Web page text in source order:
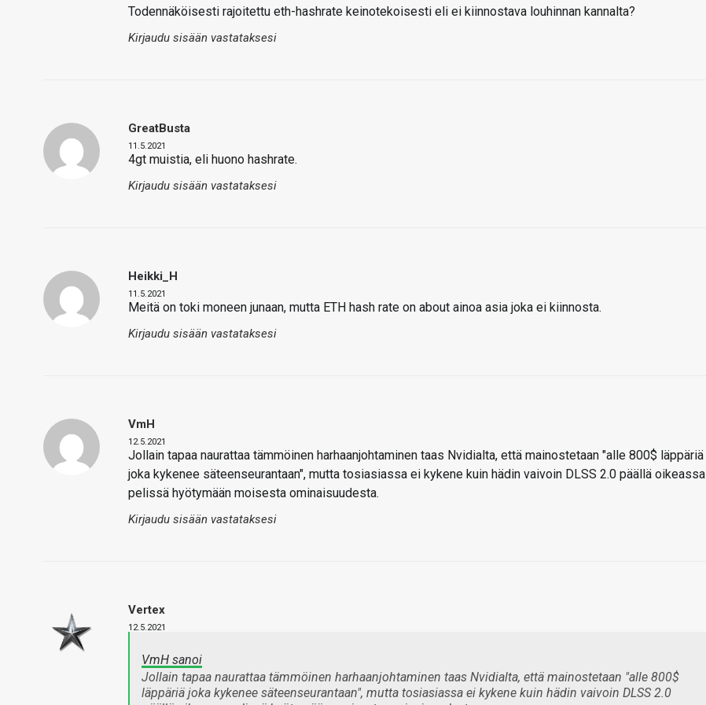
Todennäköisesti rajoitettu eth-hashrate keinotekoisesti eli ei kiinnostava louhinnan kannalta?
Kirjaudu sisään vastataksesi
GreatBusta
11.5.2021
4gt muistia, eli huono hashrate.
Kirjaudu sisään vastataksesi
Heikki_H
11.5.2021
Meitä on toki moneen junaan, mutta ETH hash rate on about ainoa asia joka ei kiinnosta.
Kirjaudu sisään vastataksesi
VmH
12.5.2021
Jollain tapaa naurattaa tämmöinen harhaanjohtaminen taas Nvidialta, että mainostetaan "alle 800$ läppäriä
joka kykenee säteenseurantaan", mutta tosiasiassa ei kykene kuin hädin vaivoin DLSS 2.0 päällä oikeassa
pelissä hyötymään moisesta ominaisuudesta.
Kirjaudu sisään vastataksesi
Vertex
12.5.2021
VmH sanoi
Jollain tapaa naurattaa tämmöinen harhaanjohtaminen taas Nvidialta, että mainostetaan "alle 800$
läppäriä joka kykenee säteenseurantaan", mutta tosiasiassa ei kykene kuin hädin vaivoin DLSS 2.0